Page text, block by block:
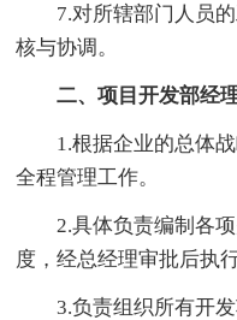
7.对所辖部门人员的
核与协调。
二、项目开发部经
1.根据企业的总体战
全程管理工作。
2.具体负责编制各项
度，经总经理审批后执行
3.负责组织所有开发